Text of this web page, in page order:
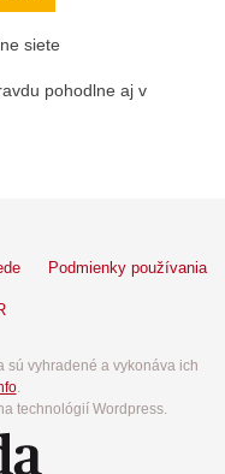
siete
pohodlne aj v
Podmienky používania
sú vyhradené a vykonáva ich
.
technológií Wordpress.